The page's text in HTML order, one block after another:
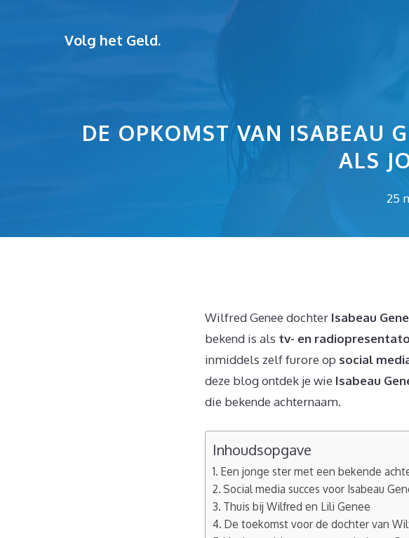
Volg het Geld.
DE OPKOMST VAN ISABEAU
ALS
25
Wilfred Genee dochter Isabeau
bekend is als tv- en
inmiddels zelf furore op social
deze blog ontdek je wie Isabeau
die bekende achternaam.
Inhoudsopgave
Een jonge ster met een bekende
Social media succes voor Isabeau
Thuis bij Wilfred en Lili Genee
De toekomst voor de dochter van